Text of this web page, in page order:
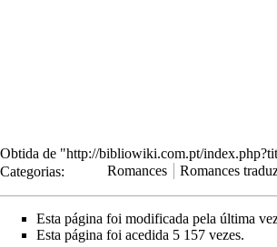
Obtida de "http://bibliowiki.com.pt/
Categorias: Romances Romances
Esta página foi modificada pela última
Esta página foi acedida 5 157 vezes.